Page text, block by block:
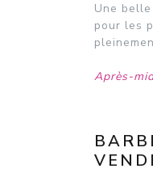
Une
pour les
Après-